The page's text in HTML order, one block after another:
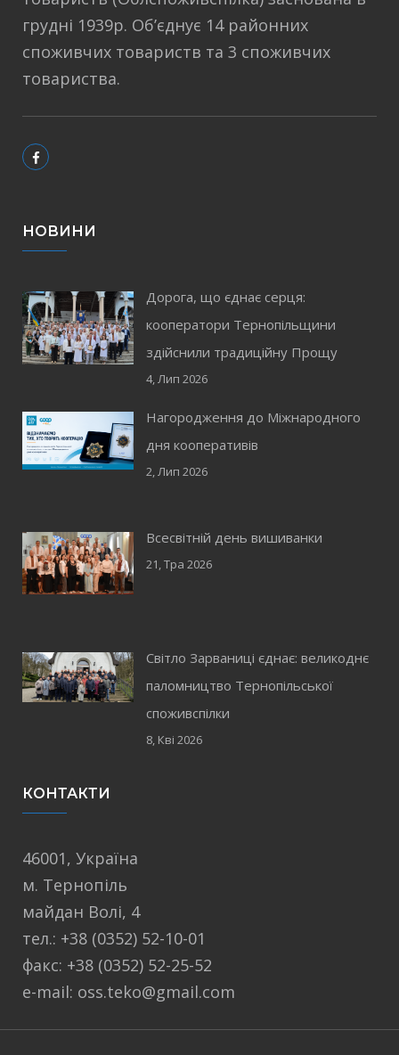
грудні 1939р. Об’єднує 14 районних
споживчих товариств та 3 споживчих
товариства.
НОВИНИ
Дорога, що єднає серця:
кооператори Тернопільщини
здійснили традиційну Прощу
4, Лип 2026
Нагородження до Міжнародного
дня кооперативів
2, Лип 2026
Всесвітній день вишиванки
21, Тра 2026
Світло Зарваниці єднає: великоднє
паломництво Тернопільської
споживспілки
8, Кві 2026
КОНТАКТИ
46001, Україна
м. Тернопіль
майдан Волі, 4
тел.: +38 (0352) 52-10-01
факс: +38 (0352) 52-25-52
e-mail: oss.teko@gmail.com